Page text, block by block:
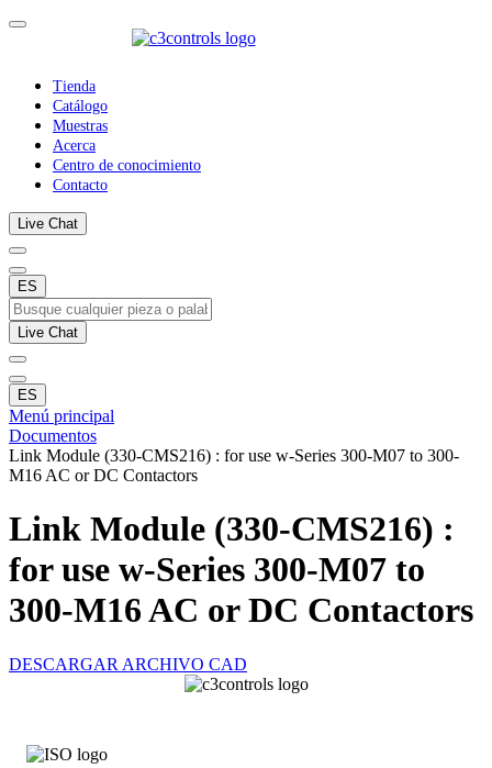
Tienda
Catálogo
Muestras
Acerca
Centro de conocimiento
Contacto
Live Chat
ES
Live Chat
ES
Menú principal
Documentos
Link Module (330-CMS216) : for use w-Series 300-M07 to 300-
M16 AC or DC Contactors
Link Module (330-CMS216) :
for use w-Series 300-M07 to
300-M16 AC or DC Contactors
DESCARGAR ARCHIVO CAD